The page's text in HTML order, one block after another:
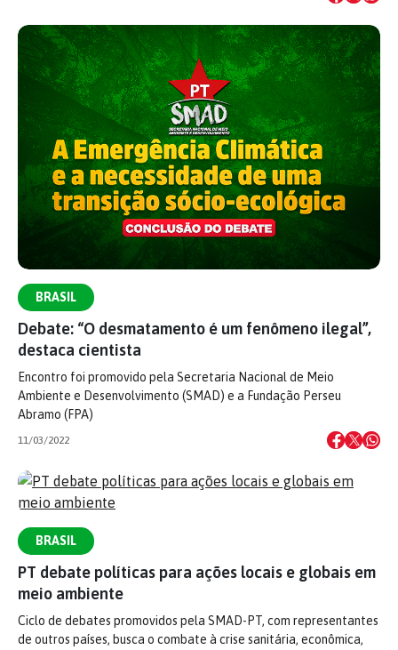
BRASIL
Debate: “O desmatamento é um fenômeno ilegal”,
destaca cientista
Encontro foi promovido pela Secretaria Nacional de Meio
Ambiente e Desenvolvimento (SMAD) e a Fundação Perseu
Abramo (FPA)
11/03/2022
BRASIL
PT debate políticas para ações locais e globais em
meio ambiente
Ciclo de debates promovidos pela SMAD-PT, com representantes
de outros países, busca o combate à crise sanitária, econômica,